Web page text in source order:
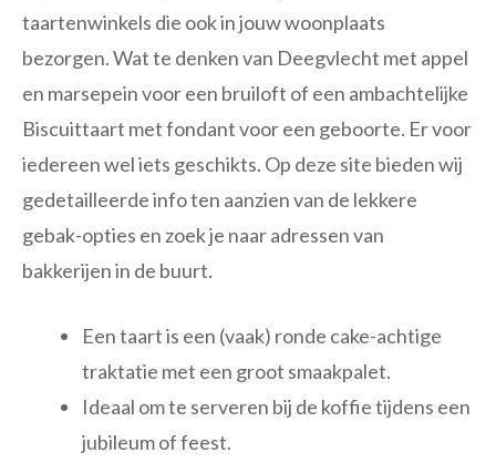
taartenwinkels die ook in jouw woonplaats
bezorgen. Wat te denken van Deegvlecht met appel
en marsepein voor een bruiloft of een ambachtelijke
Biscuittaart met fondant voor een geboorte. Er voor
iedereen wel iets geschikts. Op deze site bieden wij
gedetailleerde info ten aanzien van de lekkere
gebak-opties en zoek je naar adressen van
bakkerijen in de buurt.
Een taart is een (vaak) ronde cake-achtige
traktatie met een groot smaakpalet.
Ideaal om te serveren bij de koffie tijdens een
jubileum of feest.